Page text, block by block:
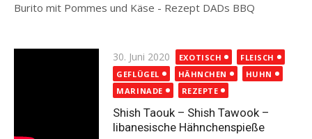
Burito mit Pommes und Käse - Rezept DADs BBQ
Posted
on
30. Juni 2020 EXOTISCH
FLEISCH
GEFLÜGEL
HÄHNCHEN
HUHN
MARINADE
REZEPTE
Shish Taouk – Shish Tawook –
libanesische Hähnchenspieße